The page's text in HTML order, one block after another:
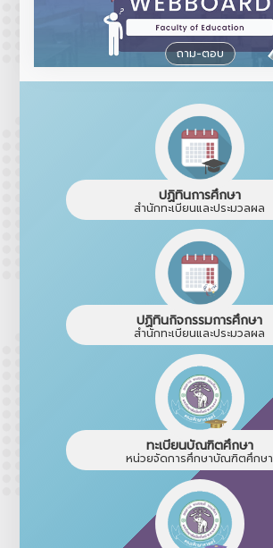
ถาม-ตอบ
ปฏิทินการศึกษา
สำนักทะเบียนและประมวลผล
ปฏิทินกิจกรรมการศึกษา
สำนักทะเบียนและประมวลผล
ทะเบียนบัณฑิตศึกษา
หน่วยจัดการศึกษาบัณฑิตศึกษา